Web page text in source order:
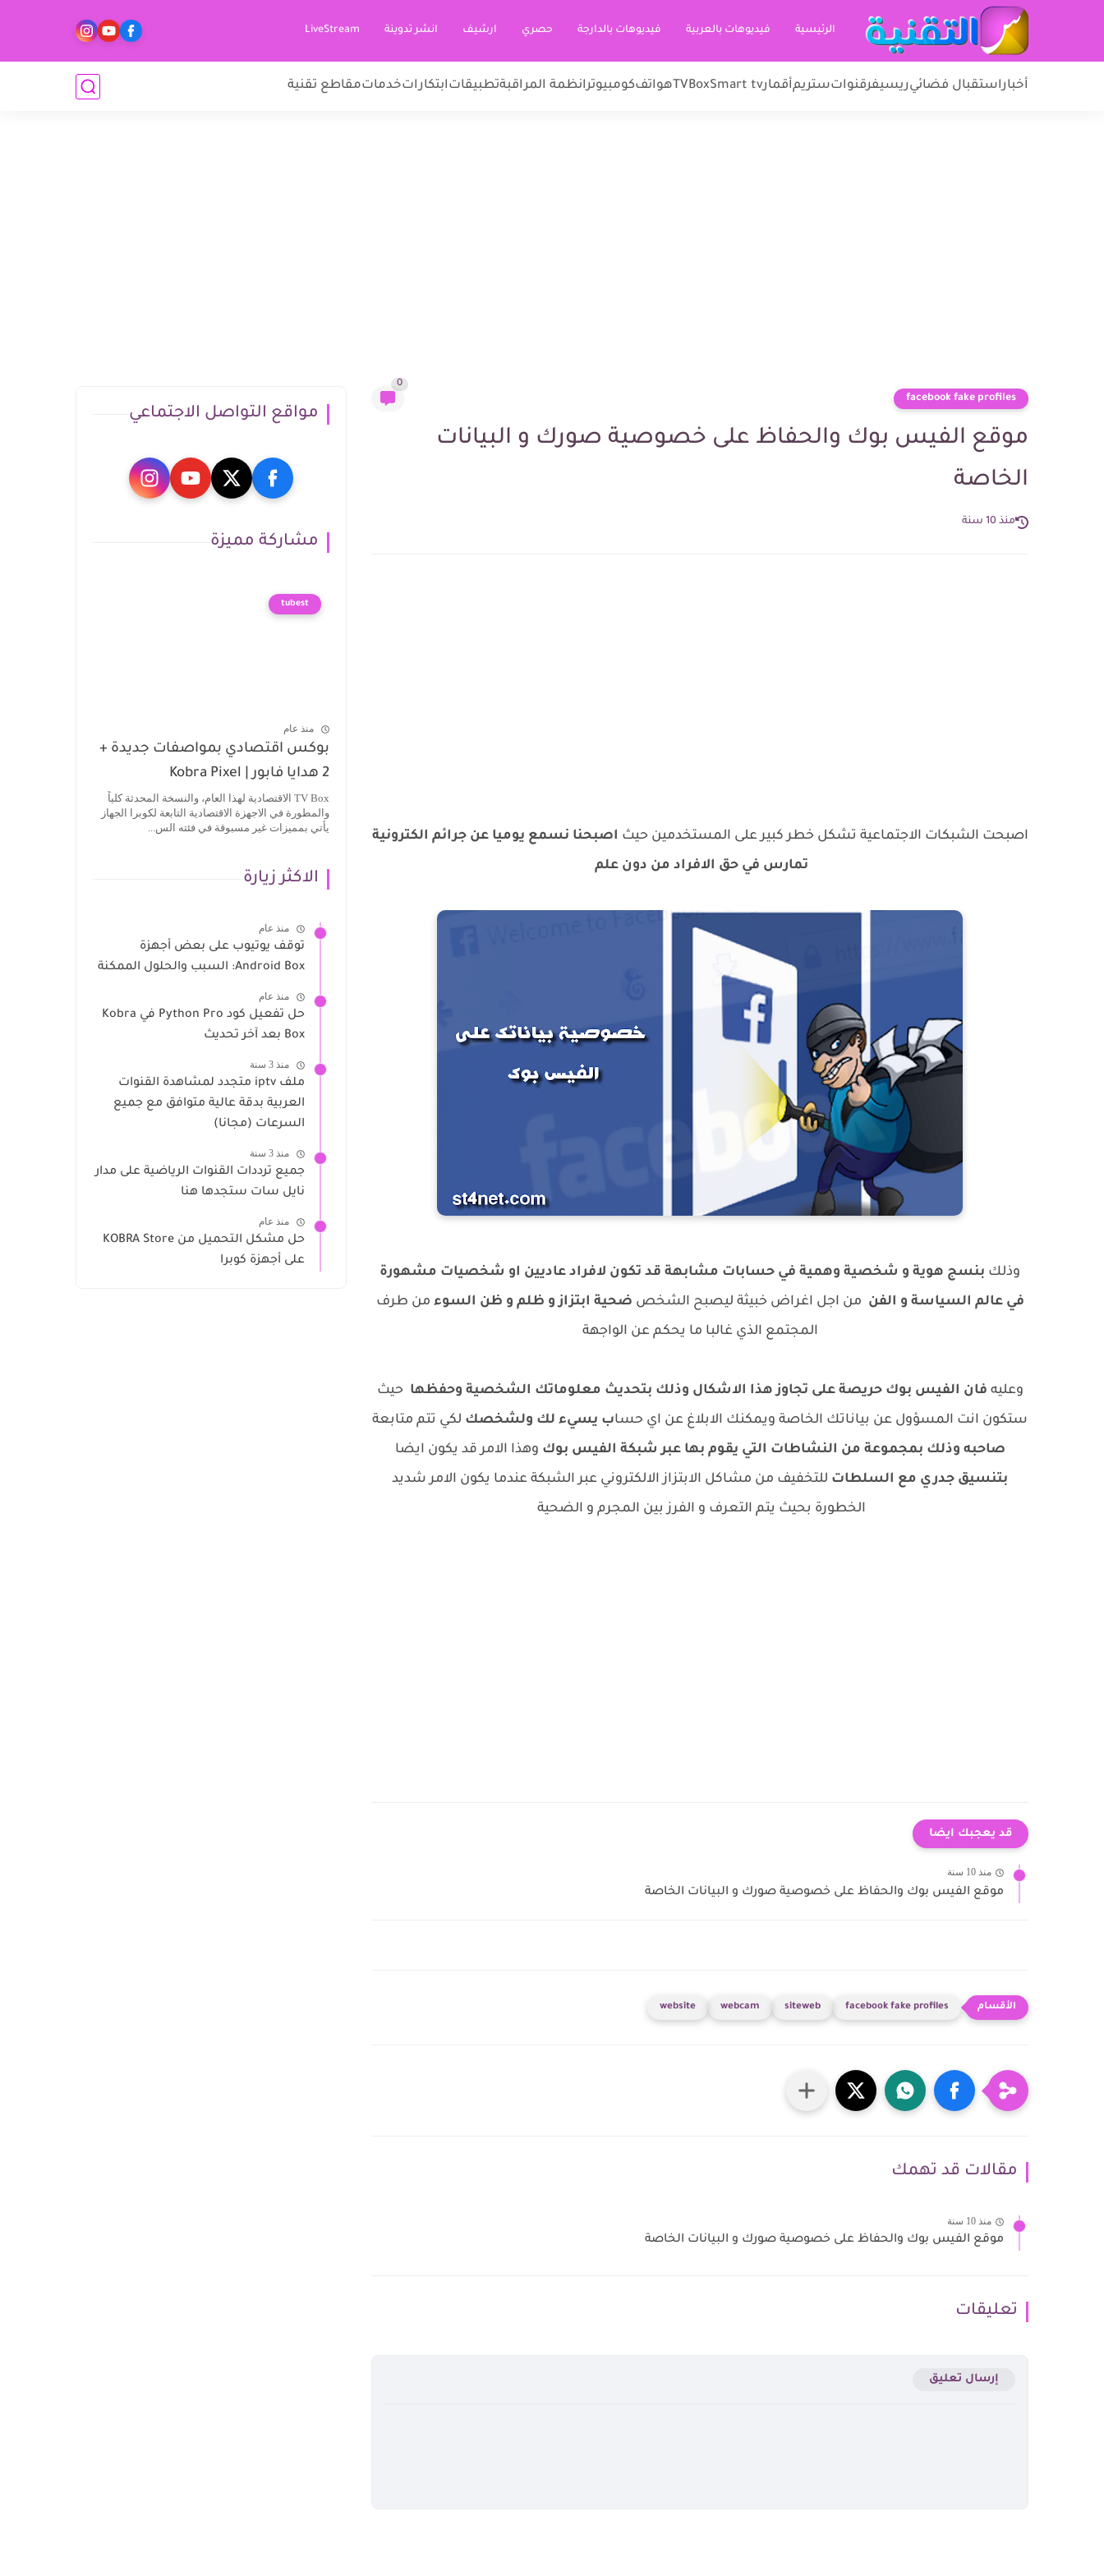
الرئيسية فيديوهات بالعربية فيديوهات بالدارجة حصري ارشيف انشر تدوينة LiveStream
أخباراستقبال فضائيريسيفرقنواتستريمأقمارSmart tv
TVBox هواتفكومبيوترانظمة المراقبةتطبيقاتابتكاراتخدماتمقاطع تقنية
facebook fake profiles
0
موقع الفيس بوك والحفاظ على خصوصية صورك و البيانات
الخاصة
منذ 10 سنة
اصبحت الشبكات الاجتماعية تشكل خطر كبير على المستخدمين حيث اصبحنا نسمع يوميا عن جرائم الكترونية
تمارس في حق الافراد من دون علم
وذلك بنسج هوية و شخصية وهمية في حسابات مشابهة قد تكون لافراد عاديين او شخصيات مشهورة
في عالم السياسة و الفن من اجل اغراض خبيثة ليصبح الشخص ضحية ابتزاز و ظلم و ظن السوء من طرف
المجتمع الذي غالبا ما يحكم عن الواجهة
وعليه فان الفيس بوك حريصة على تجاوز هذا الاشكال وذلك بتحديث معلوماتك الشخصية وحفظها حيث
ستكون انت المسؤول عن بياناتك الخاصة ويمكنك الابلاغ عن اي حساب يسيء لك ولشخصك لكي تتم متابعة
صاحبه وذلك بمجموعة من النشاطات التي يقوم بها عبر شبكة الفيس بوك وهذا الامر قد يكون ايضا
بتنسيق جدري مع السلطات للتخفيف من مشاكل الابتزاز الالكتروني عبر الشبكة عندما يكون الامر شديد
الخطورة بحيث يتم التعرف و الفرز بين المجرم و الضحية
قد يعجبك ايضا
منذ 10 سنة
موقع الفيس بوك والحفاظ على خصوصية صورك و البيانات الخاصة
facebook fake profiles
siteweb
webcam
website
مقالات قد تهمك
منذ 10 سنة
موقع الفيس بوك والحفاظ على خصوصية صورك و البيانات الخاصة
تعليقات
إرسال تعليق
مواقع التواصل الاجتماعي
مشاركة مميزة
tubest
منذ عام
بوكس اقتصادي بمواصفات جديدة +
2 هدايا فابور | Kobra Pixel
TV Box الاقتصادية لهذا العام، والنسخة المحدثة كلياً
والمطورة في الاجهزة الاقتصادية التابعة لكوبرا الجهاز
يأتي بمميزات غير مسبوقة في فئته الس...
الاكثر زيارة
منذ عام
توقف يوتيوب على بعض أجهزة
Android Box: السبب والحلول الممكنة
منذ عام
حل تفعيل كود Python Pro في Kobra
Box بعد آخر تحديث
منذ 3 سنة
ملف iptv متجدد لمشاهدة القنوات
العربية بدقة عالية متوافق مع جميع
السرعات (مجانا)
منذ 3 سنة
جميع ترددات القنوات الرياضية على مدار
نايل سات ستجدها هنا
منذ عام
حل مشكل التحميل من KOBRA Store
على أجهزة كوبرا